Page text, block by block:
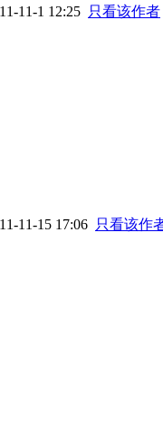
11-1 12:25 只看该作者
11-15 17:06 只看该作